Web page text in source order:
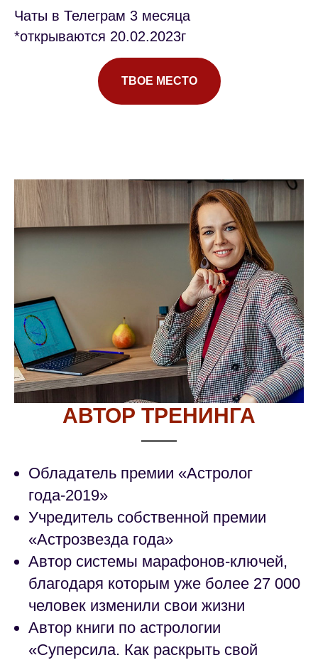
Чаты в Телеграм 3 месяца
*открываются 20.02.2023г
ТВОЕ МЕСТО
АВТОР ТРЕНИНГА
Обладатель премии «Астролог
года-2019»
Учредитель собственной премии
«Астрозвезда года»
Автор системы марафонов-ключей,
благодаря которым уже более 27 000
человек изменили свои жизни
Автор книги по астрологии
«Суперсила. Как раскрыть свой